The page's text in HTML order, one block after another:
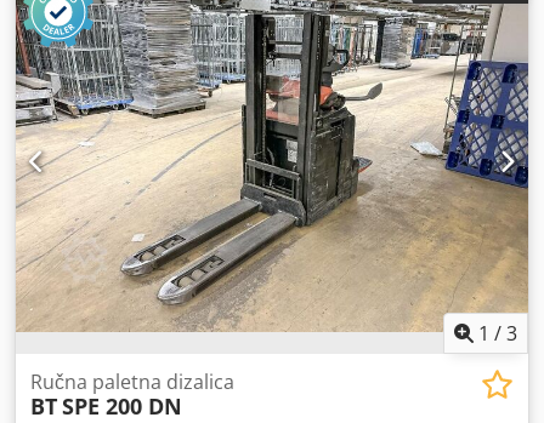
1 /3
Ručna paletna dizalica
BTSPE 200 DN